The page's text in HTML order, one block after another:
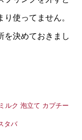
使ってません。
を決めておきまし